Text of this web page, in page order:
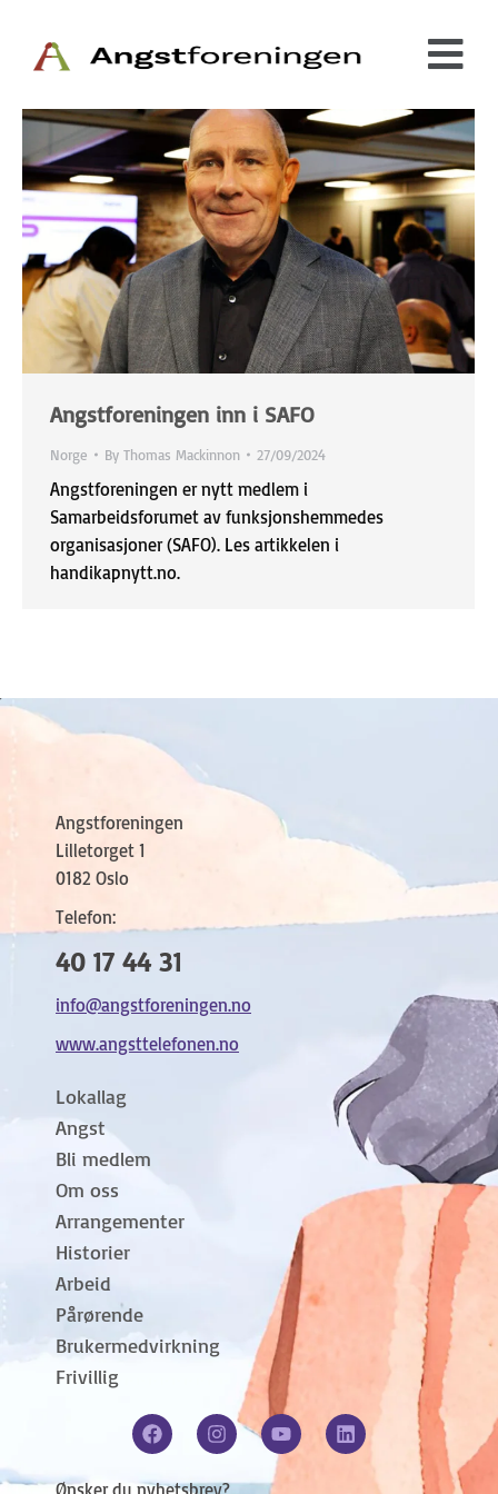
Angstforeningen inn i SAFO
Norge By Thomas Mackinnon 27/09/2024
Angstforeningen er nytt medlem i
Samarbeidsforumet av funksjonshemmedes
organisasjoner (SAFO). Les artikkelen i
handikapnytt.no.
Angstforeningen
Lilletorget 1
0182 Oslo
Telefon:
40 17 44 31
info@angstforeningen.no
www.angsttelefonen.no
Lokallag
Angst
Bli medlem
Om oss
Arrangementer
Historier
Arbeid
Pårørende
Brukermedvirkning
Frivillig